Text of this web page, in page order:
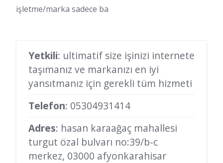
işletme/marka sadece ba
Yetkili: ultimatif size işinizi internete
taşımanız ve markanızı en iyi
yansıtmanız için gerekli tüm hizmeti
Telefon: 05304931414
Adres: hasan karaağaç mahallesi
turgut özal bulvarı no:39/b-c
merkez, 03000 afyonkarahisar